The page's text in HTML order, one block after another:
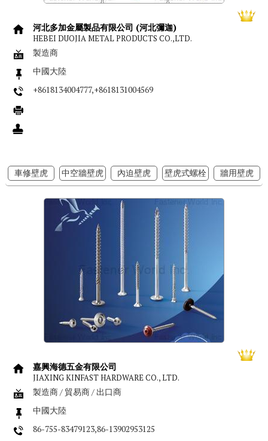
河北多加金屬製品有限公司 (河北彌迦)
HEBEI DUOJIA METAL PRODUCTS CO.,LTD.
製造商
中國大陸
+8618134004777,+8618131004569
車修壁虎 中空牆壁虎 內迫壁虎 壁虎式螺栓 牆用壁虎
嘉興海德五金有限公司
JIAXING KINFAST HARDWARE CO., LTD.
製造商 / 貿易商 / 出口商
中國大陸
86-755-83479123,86-13902953125